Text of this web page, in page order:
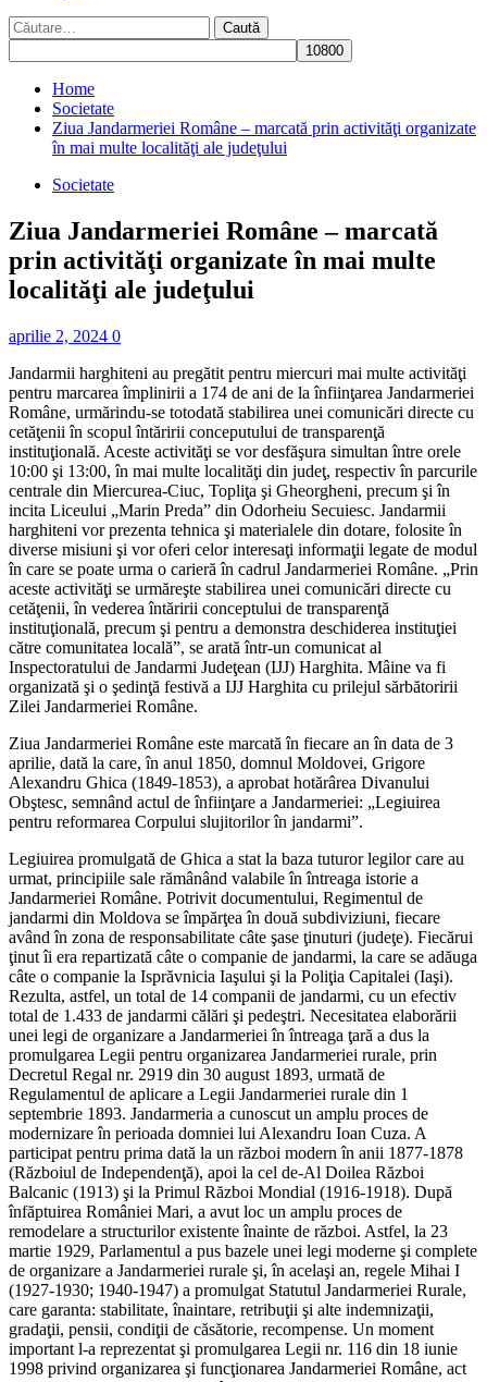
Caută
după:
Home
Societate
Ziua Jandarmeriei Române – marcată prin activităţi organizate
în mai multe localităţi ale judeţului
Societate
Ziua Jandarmeriei Române – marcată
prin activităţi organizate în mai multe
localităţi ale judeţului
aprilie 2, 2024 0
Jandarmii harghiteni au pregătit pentru miercuri mai multe activităţi
pentru marcarea împlinirii a 174 de ani de la înfiinţarea Jandarmeriei
Române, urmărindu-se totodată stabilirea unei comunicări directe cu
cetăţenii în scopul întăririi conceputului de transparenţă
instituţională. Aceste activităţi se vor desfăşura simultan între orele
10:00 şi 13:00, în mai multe localităţi din judeţ, respectiv în parcurile
centrale din Miercurea-Ciuc, Topliţa şi Gheorgheni, precum şi în
incita Liceului „Marin Preda” din Odorheiu Secuiesc. Jandarmii
harghiteni vor prezenta tehnica şi materialele din dotare, folosite în
diverse misiuni şi vor oferi celor interesaţi informaţii legate de modul
în care se poate urma o carieră în cadrul Jandarmeriei Române. „Prin
aceste activităţi se urmăreşte stabilirea unei comunicări directe cu
cetăţenii, în vederea întăririi conceptului de transparenţă
instituţională, precum şi pentru a demonstra deschiderea instituţiei
către comunitatea locală”, se arată într-un comunicat al
Inspectoratului de Jandarmi Judeţean (IJJ) Harghita. Mâine va fi
organizată şi o şedinţă festivă a IJJ Harghita cu prilejul sărbătoririi
Zilei Jandarmeriei Române.
Ziua Jandarmeriei Române este marcată în fiecare an în data de 3
aprilie, dată la care, în anul 1850, domnul Moldovei, Grigore
Alexandru Ghica (1849-1853), a aprobat hotărârea Divanului
Obştesc, semnând actul de înfiinţare a Jandarmeriei: „Legiuirea
pentru reformarea Corpului slujitorilor în jandarmi”.
Legiuirea promulgată de Ghica a stat la baza tuturor legilor care au
urmat, principiile sale rămânând valabile în întreaga istorie a
Jandarmeriei Române. Potrivit documentului, Regimentul de
jandarmi din Moldova se împărţea în două subdiviziuni, fiecare
având în zona de responsabilitate câte şase ţinuturi (judeţe). Fiecărui
ţinut îi era repartizată câte o companie de jandarmi, la care se adăuga
câte o companie la Isprăvnicia Iaşului şi la Poliţia Capitalei (Iaşi).
Rezulta, astfel, un total de 14 companii de jandarmi, cu un efectiv
total de 1.433 de jandarmi călări şi pedeştri. Necesitatea elaborării
unei legi de organizare a Jandarmeriei în întreaga ţară a dus la
promulgarea Legii pentru organizarea Jandarmeriei rurale, prin
Decretul Regal nr. 2919 din 30 august 1893, urmată de
Regulamentul de aplicare a Legii Jandarmeriei rurale din 1
septembrie 1893. Jandarmeria a cunoscut un amplu proces de
modernizare în perioada domniei lui Alexandru Ioan Cuza. A
participat pentru prima dată la un război modern în anii 1877-1878
(Războiul de Independenţă), apoi la cel de-Al Doilea Război
Balcanic (1913) şi la Primul Război Mondial (1916-1918). După
înfăptuirea României Mari, a avut loc un amplu proces de
remodelare a structurilor existente înainte de război. Astfel, la 23
martie 1929, Parlamentul a pus bazele unei legi moderne şi complete
de organizare a Jandarmeriei rurale şi, în acelaşi an, regele Mihai I
(1927-1930; 1940-1947) a promulgat Statutul Jandarmeriei Rurale,
care garanta: stabilitate, înaintare, retribuţii şi alte indemnizaţii,
gradaţii, pensii, condiţii de căsătorie, recompense. Un moment
important l-a reprezentat şi promulgarea Legii nr. 116 din 18 iunie
1998 privind organizarea şi funcţionarea Jandarmeriei Române, act